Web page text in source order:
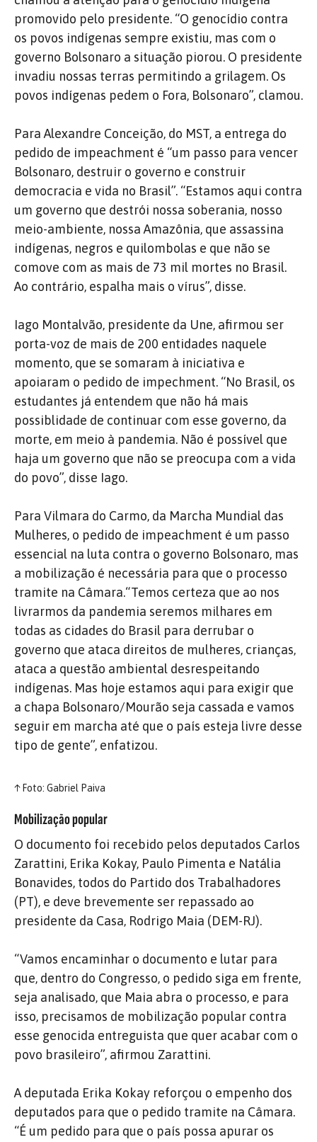
promovido pelo presidente. “O genocídio contra
os povos indígenas sempre existiu, mas com o
governo Bolsonaro a situação piorou. O presidente
invadiu nossas terras permitindo a grilagem. Os
povos indígenas pedem o Fora, Bolsonaro”, clamou.
Para Alexandre Conceição, do MST, a entrega do
pedido de impeachment é “um passo para vencer
Bolsonaro, destruir o governo e construir
democracia e vida no Brasil”. “Estamos aqui contra
um governo que destrói nossa soberania, nosso
meio-ambiente, nossa Amazônia, que assassina
indígenas, negros e quilombolas e que não se
comove com as mais de 73 mil mortes no Brasil.
Ao contrário, espalha mais o vírus”, disse.
Iago Montalvão, presidente da Une, afirmou ser
porta-voz de mais de 200 entidades naquele
momento, que se somaram à iniciativa e
apoiaram o pedido de impechment. “No Brasil, os
estudantes já entendem que não há mais
possiblidade de continuar com esse governo, da
morte, em meio à pandemia. Não é possível que
haja um governo que não se preocupa com a vida
do povo”, disse Iago.
Para Vilmara do Carmo, da Marcha Mundial das
Mulheres, o pedido de impeachment é um passo
essencial na luta contra o governo Bolsonaro, mas
a mobilização é necessária para que o processo
tramite na Câmara.“Temos certeza que ao nos
livrarmos da pandemia seremos milhares em
todas as cidades do Brasil para derrubar o
governo que ataca direitos de mulheres, crianças,
ataca a questão ambiental desrespeitando
indígenas. Mas hoje estamos aqui para exigir que
a chapa Bolsonaro/Mourão seja cassada e vamos
seguir em marcha até que o país esteja livre desse
tipo de gente”, enfatizou.
↑Foto: Gabriel Paiva
Mobilização popular
O documento foi recebido pelos deputados Carlos
Zarattini, Erika Kokay, Paulo Pimenta e Natália
Bonavides, todos do Partido dos Trabalhadores
(PT), e deve brevemente ser repassado ao
presidente da Casa, Rodrigo Maia (DEM-RJ).
“Vamos encaminhar o documento e lutar para
que, dentro do Congresso, o pedido siga em frente,
seja analisado, que Maia abra o processo, e para
isso, precisamos de mobilização popular contra
esse genocida entreguista que quer acabar com o
povo brasileiro”, afirmou Zarattini.
A deputada Erika Kokay reforçou o empenho dos
deputados para que o pedido tramite na Câmara.
“É um pedido para que o país possa apurar os